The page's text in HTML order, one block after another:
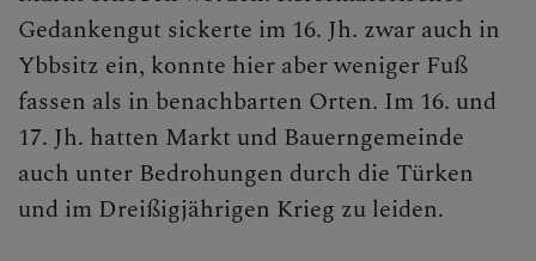
Gedankengut sickerte im 16. Jh. zwar auch in
Ybbsitz ein, konnte hier aber weniger Fuß
fassen als in benachbarten Orten. Im 16. und
17. Jh. hatten Markt und Bauerngemeinde
auch unter Bedrohungen durch die Türken
und im Dreißigjährigen Krieg zu leiden.